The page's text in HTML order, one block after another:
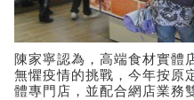
陳家寧認為，高端食材實體
無懼疫情的挑戰，今年按原
體專門店，並配合網店業務